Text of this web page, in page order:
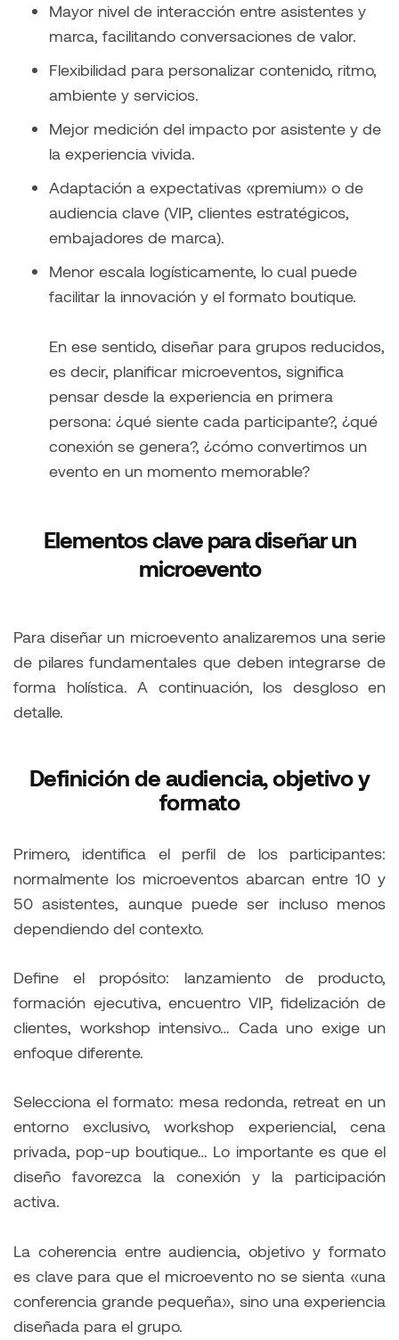
Mayor nivel de interacción entre asistentes y
marca, facilitando conversaciones de valor.
Flexibilidad para personalizar contenido, ritmo,
ambiente y servicios.
Mejor medición del impacto por asistente y de
la experiencia vivida.
Adaptación a expectativas «premium» o de
audiencia clave (VIP, clientes estratégicos,
embajadores de marca).
Menor escala logísticamente, lo cual puede
facilitar la innovación y el formato boutique.
En ese sentido, diseñar para grupos reducidos,
es decir, planificar microeventos, significa
pensar desde la experiencia en primera
persona: ¿qué siente cada participante?, ¿qué
conexión se genera?, ¿cómo convertimos un
evento en un momento memorable?
Elementos clave para diseñar un
microevento
Para diseñar un microevento analizaremos una serie
de pilares fundamentales que deben integrarse de
forma holística. A continuación, los desgloso en
detalle.
Definición de audiencia, objetivo y
formato
Primero, identifica el perfil de los participantes:
normalmente los microeventos abarcan entre 10 y
50 asistentes, aunque puede ser incluso menos
dependiendo del contexto.
Define el propósito: lanzamiento de producto,
formación ejecutiva, encuentro VIP, fidelización de
clientes, workshop intensivo… Cada uno exige un
enfoque diferente.
Selecciona el formato: mesa redonda, retreat en un
entorno exclusivo, workshop experiencial, cena
privada, pop-up boutique… Lo importante es que el
diseño favorezca la conexión y la participación
activa.
La coherencia entre audiencia, objetivo y formato
es clave para que el microevento no se sienta «una
conferencia grande pequeña», sino una experiencia
diseñada para el grupo.